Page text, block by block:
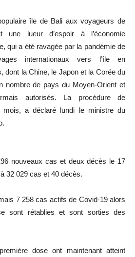
île de Bali aux voyageurs de
une lueur d’espoir à l’économie
qui a été ravagée par la pandémie de
internationaux vers l’île en
dont la Chine, le Japon et la Corée du
nombre de pays du Moyen-Orient et
autorisés. La procédure de
mois, a déclaré lundi le ministre du
nouveaux cas et deux décès le 17
32 029 cas et 40 décès.
7 258 cas actifs de Covid-19 alors
sont rétablies et sont sorties des
dose ont maintenant atteint